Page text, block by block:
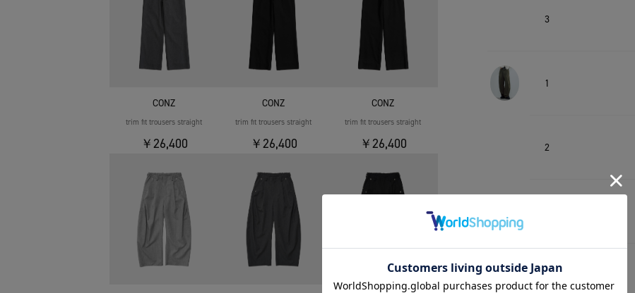
CONZ
trim fit trousers straight
￥26,400
CONZ
trim fit trousers straight
￥26,400
CONZ
trim fit trousers straight
￥26,400
3
1
2
1